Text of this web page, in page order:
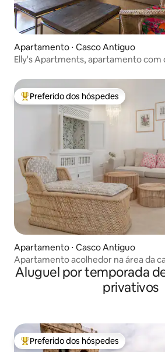
Apartamento ⋅ Casco Antiguo
Elly's Apartments, apartamento com
Entre os melhores preferidos dos
Preferido dos hóspedes
Apartamento ⋅ Casco Antiguo
Apartamento acolhedor na área da
Aluguel por temporada
privativos
Entre os melhores preferidos dos
Preferido dos hóspedes